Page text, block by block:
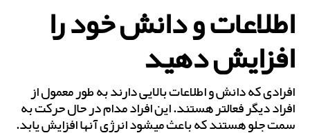
اطلاعات و دانش خود را
افزایش دهید
افرادی که دانش و اطلاعات بالایی دارند به طور معمول از
افراد دیگر فعال‎تر هستند. این افراد مدام در حال حرکت به
سمت جلو هستند که باعث می‎شود انرژی آن‎ها افزایش یابد.